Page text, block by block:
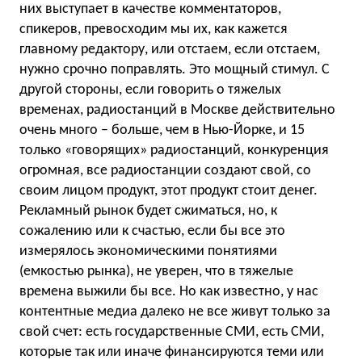
них выступает в качестве комментаторов,
спикеров, превосходим мы их, как кажется
главному редактору, или отстаем, если отстаем,
нужно срочно поправлять. Это мощный стимул. С
другой стороны, если говорить о тяжелых
временах, радиостанций в Москве действительно
очень много – больше, чем в Нью-Йорке, и 15
только «говорящих» радиостанций, конкуренция
огромная, все радиостанции создают свой, со
своим лицом продукт, этот продукт стоит денег.
Рекламный рынок будет сжиматься, но, к
сожалению или к счастью, если бы все это
измерялось экономическими понятиями
(емкостью рынка), не уверен, что в тяжелые
времена выжили бы все. Но как известно, у нас
контентные медиа далеко не все живут только за
свой счет: есть государственные СМИ, есть СМИ,
которые так или иначе финансируются теми или